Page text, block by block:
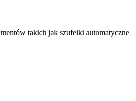
takich jak szufelki automatyczne